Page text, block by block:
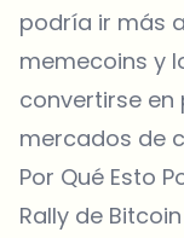
podría ir más
memecoins y
convertirse
mercados de
Por Qué Esto
Rally de Bitcoin